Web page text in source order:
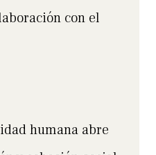
con el
humana abre